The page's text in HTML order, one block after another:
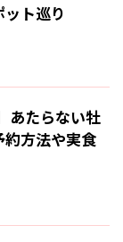
ト巡り
あたらない牡
方法や実食